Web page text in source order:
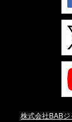
株式会社BABジ